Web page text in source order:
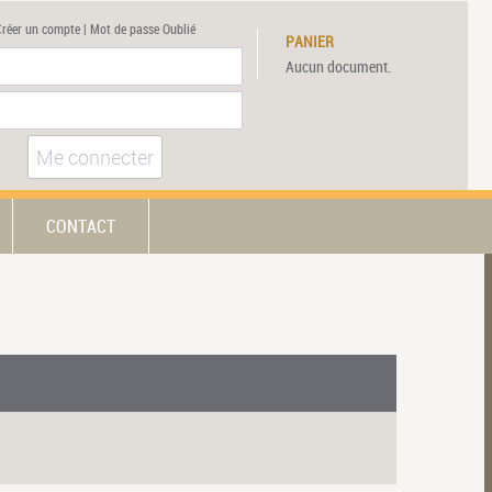
un compte| Mot de passe Oublié
Me connecter
PANIER
Aucun document.
CONTACT